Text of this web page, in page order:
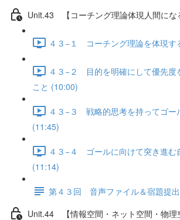
Unit.43 【コーチング理論体現人間にな
４３−１ コーチング理論を体現す
４３−２ 目的を明確にして優先度
こと (10:00)
４３−３ 戦略的思考を持ってゴー
(11:45)
４３−４ ゴールに向けて突き進む
(11:14)
第４３回 音声ファイル＆宿題提出
Unit.44 【情報空間・ネット空間・物理